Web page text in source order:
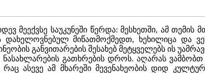
მეექვსე საუკუნეში წერდა: მესხეთში, ამ თემის
მიწათმოქმედთ, ხეხილიცა და
განვითარების შესახებ მეტყველებს ის
გათხრების დროს. აღარას ვამბობთ
ასევე ამ მხარეში მევენახეობის დიდ